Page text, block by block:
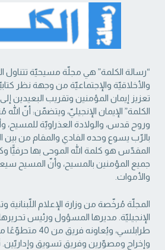
“رسالة الكلمة” هي مجلّة مسيحيّة تتناول
والأخلاقيّة والإجتماعيّة من ‏وجهة نظر
تعزيز إيمان المؤمنين وتقريب البعيدين إلى
‏الكلمة” الإيمان الإنجيليّ، ويتضمّن: أنّ الله
وروح قدس، والولادة العذراويّة ‏للمسيح،
بالرّب يسوع وحده الفادي والمقام من بين
‏المقدّس هو كلمة الله الموحى بها حرفيًّا
جميع المؤمنين بالمسيح، وأنّ المسيح
والأموات. ‏
المجلّة مُرخّصة من وزارة الإعلام
الإنجيليّة. مديرها المسؤول ‏ورئيس
طرابلسي،